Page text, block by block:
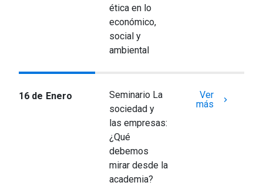
ética en lo
económico,
social y
ambiental
16 de Enero
Seminario La
sociedad y
las empresas:
¿Qué
debemos
mirar desde la
academia?
Ver
más
keyboard_arrow_right